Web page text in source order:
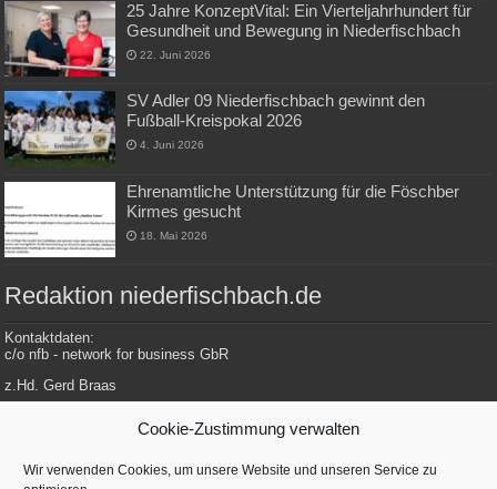
Cookie-Zustimmung verwalten
Wir verwenden Cookies, um unsere Website und unseren Service zu
25 Jahre KonzeptVital: Ein Vierteljahrhundert für
Gesundheit und Bewegung in Niederfischbach
22. Juni 2026
SV Adler 09 Niederfischbach gewinnt den
Fußball-Kreispokal 2026
4. Juni 2026
Ehrenamtliche Unterstützung für die Föschber
Kirmes gesucht
18. Mai 2026
Redaktion niederfischbach.de
Kontaktdaten:
c/o nfb - network for business GbR
z.Hd. Gerd Braas